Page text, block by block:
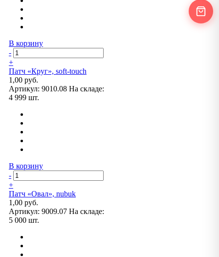
В корзину
-
+
Патч «Круг», soft-touch
1,00 руб.
Артикул: 9010.08 На складе:
4 999 шт.
В корзину
-
+
Патч «Овал», nubuk
1,00 руб.
Артикул: 9009.07 На складе:
5 000 шт.